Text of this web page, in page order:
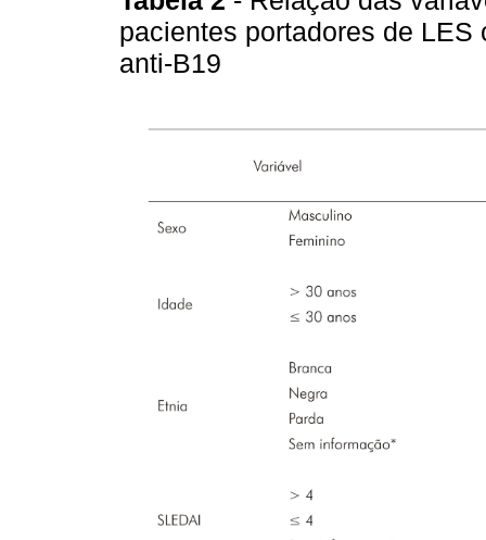
pacientes portadores de
anti-B19